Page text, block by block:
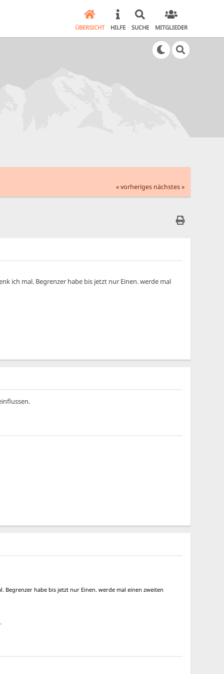
ÜBERSICHT HILFE SUCHE MITGLIEDER
« vorheriges nächstes »
ich mal. Begrenzer habe bis jetzt nur Einen. werde mal
habe bis jetzt nur Einen. werde mal einen zweiten